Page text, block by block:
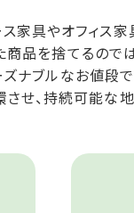
家具やオフィス
品を捨てるので
ズナブルなお値段
せ、持続可能な